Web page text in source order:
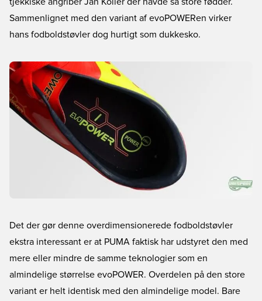
Sammenlignet med den variant af evoPOWERen virker
hans fodboldstøvler dog hurtigt som dukkesko.
Det der gør denne overdimensionerede fodboldstøvler
ekstra interessant er at PUMA faktisk har udstyret den med
mere eller mindre de samme teknologier som en
almindelige størrelse evoPOWER. Overdelen på den store
variant er helt identisk med den almindelige model. Bare